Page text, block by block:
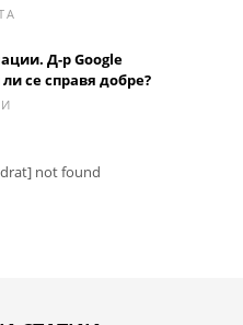
Д-р Google
се справя добре?
not found